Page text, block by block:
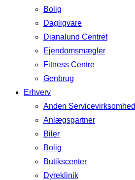
Bolig
Dagligvare
Dianalund Centret
Ejendomsmægler
Fitness Centre
Genbrug
Erhverv
Anden Servicevirksomhed
Anlægsgartner
Biler
Bolig
Butikscenter
Dyreklinik